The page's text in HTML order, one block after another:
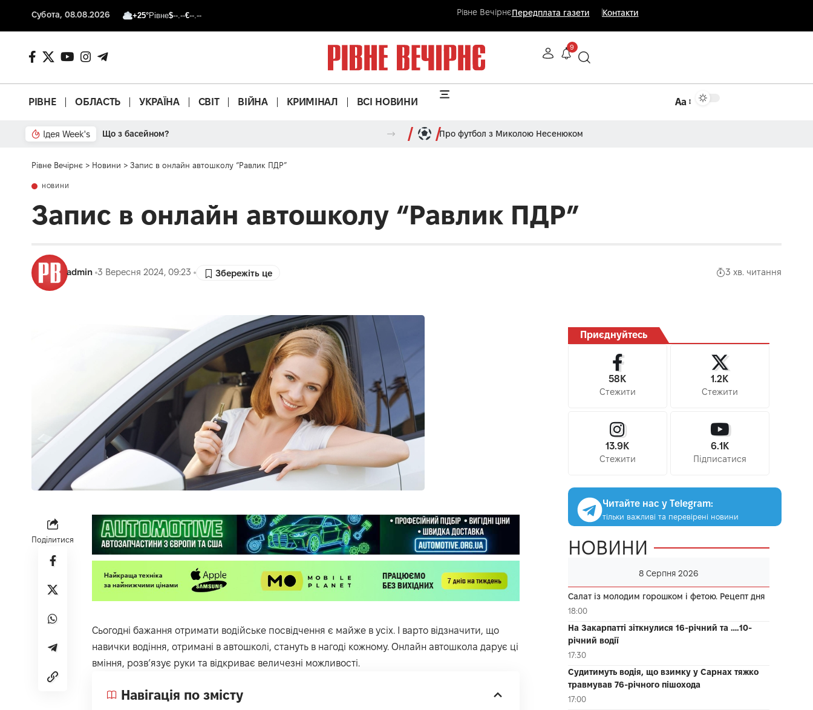
Субота, 08.08.2026 +25°Рівне$--.--€--.-- Рівне ВечірнєПередплата газети Контакти
9
РІВНЕ ОБЛАСТЬ УКРАЇНА СВІТ ВІЙНА КРИМІНАЛ ВСІ НОВИНИ Аа
Ідея Week's Від паркану до картонки Про футбол з Миколою Несенюком
Рівне Вечірнє > Новини > Запис в онлайн автошколу “Равлик ПДР”
НОВИНИ
Запис в онлайн автошколу “Равлик ПДР”
admin 3 Вересня 2024, 09:23 3 хв. читання
Поділитися
Сьогодні бажання отримати водійське посвідчення є майже в усіх. І варто відзначити, що
навички водіння, отримані в автошколі, стануть в нагоді кожному. Онлайн автошкола дарує ці
вміння, розв’язує руки та відкриває величезні можливості.
Навігація по змісту
Приєднуйтесь
58K
Стежити
1.2K
Стежити
13.9K
Стежити
6.1K
Підписатися
Читайте нас у Telegram:
тільки важливі та перевірені новини
НОВИНИ
8 Серпня 2026
Салат із молодим горошком і фетою. Рецепт дня
18:00
На Закарпатті зіткнулися 16-річний та ….10-
річний водії
17:30
Судитимуть водія, що взимку у Сарнах тяжко
травмував 76-річного пішохода
17:00